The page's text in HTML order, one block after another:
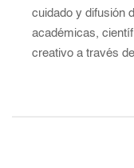
cuidado y difusión
académicas,
creativo a través